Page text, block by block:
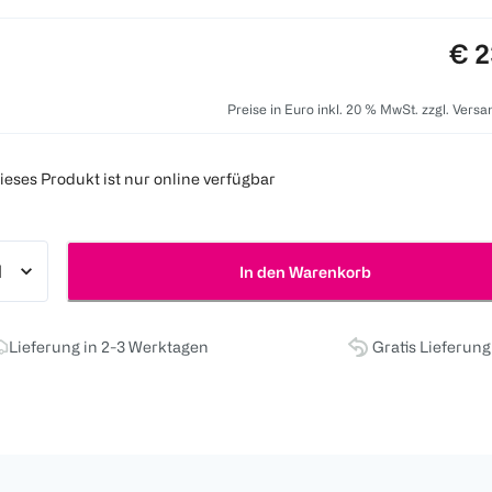
€
Preise in Euro inkl. 20 % MwSt. zzgl.
Produkt ist nur online verfügbar
In den Warenkorb
Lieferung in 2-3 Werktagen Gratis